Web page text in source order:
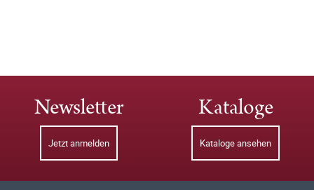
Newsletter
Jetzt anmelden
Kataloge
Kataloge ansehen